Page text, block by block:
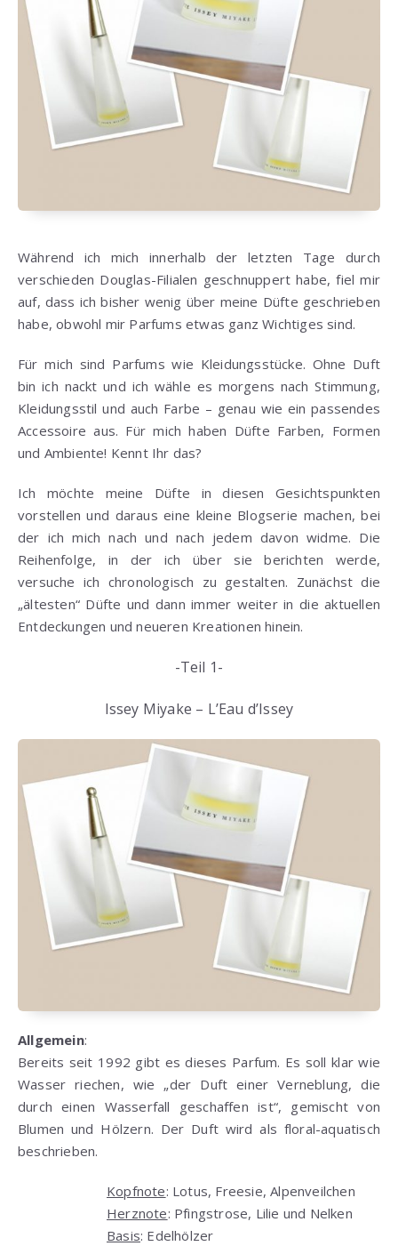
Während ich mich innerhalb der letzten Tage durch
verschieden Douglas-Filialen geschnuppert habe, fiel mir
auf, dass ich bisher wenig über meine Düfte geschrieben
habe, obwohl mir Parfums etwas ganz Wichtiges sind.
Für mich sind Parfums wie Kleidungsstücke. Ohne Duft
bin ich nackt und ich wähle es morgens nach Stimmung,
Kleidungsstil und auch Farbe – genau wie ein passendes
Accessoire aus. Für mich haben Düfte Farben, Formen
und Ambiente! Kennt Ihr das?
Ich möchte meine Düfte in diesen Gesichtspunkten
vorstellen und daraus eine kleine Blogserie machen, bei
der ich mich nach und nach jedem davon widme. Die
Reihenfolge, in der ich über sie berichten werde,
versuche ich chronologisch zu gestalten. Zunächst die
„ältesten“ Düfte und dann immer weiter in die aktuellen
Entdeckungen und neueren Kreationen hinein.
-Teil 1-
Issey Miyake – L’Eau d’Issey
Allgemein:
Bereits seit 1992 gibt es dieses Parfum. Es soll klar wie
Wasser riechen, wie „der Duft einer Verneblung, die
durch einen Wasserfall geschaffen ist“, gemischt von
Blumen und Hölzern. Der Duft wird als floral-aquatisch
beschrieben.
Kopfnote: Lotus, Freesie, Alpenveilchen
Herznote: Pfingstrose, Lilie und Nelken
Basis: Edelhölzer